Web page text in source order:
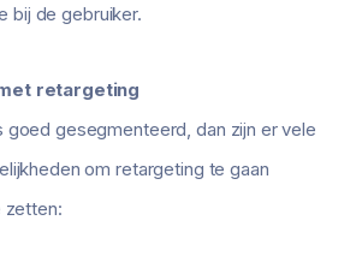
bij de gebruiker.
retargeting
goed gesegmenteerd, dan zijn er vele
om retargeting te gaan
zetten: